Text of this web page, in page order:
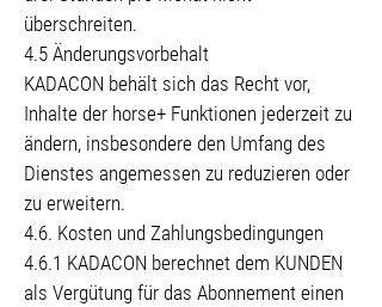
überschreiten.
4.5 Änderungsvorbehalt
KADACON behält sich das Recht vor,
Inhalte der horse+ Funktionen jederzeit zu
ändern, insbesondere den Umfang des
Dienstes angemessen zu reduzieren oder
zu erweitern.
4.6. Kosten und Zahlungsbedingungen
4.6.1 KADACON berechnet dem KUNDEN
als Vergütung für das Abonnement einen